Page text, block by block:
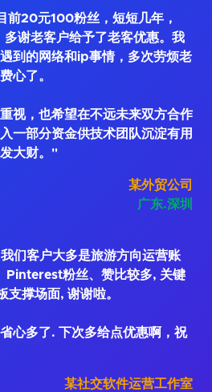
前20元100粉丝，短短几年，
谢老客户给予了老客优惠。我
到的网络和ip事情，多次劳烦老
心了。
视，也希望在不远未来双方合作
一部分资金供技术团队沉淀有用
大财。"
某外贸公司
广东.深圳
们客户大多是旅游方向运营账
Pinterest粉丝、赞比较多, 关键
支撑场面, 谢谢啦。
心多了. 下次多给点优惠啊，祝
某社交软件运营工作室